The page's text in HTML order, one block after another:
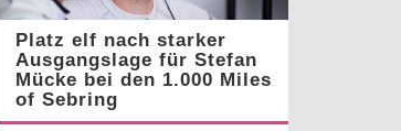
Platz elf nach starker
Ausgangslage für Stefan
Mücke bei den 1.000 Miles
of Sebring